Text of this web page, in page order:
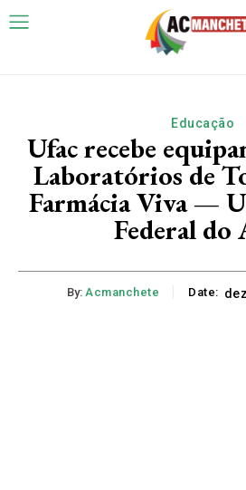
Educação
Ufac recebe
Laboratórios de
Farmácia Viva —
Federal do
By: Acmanchete Date: